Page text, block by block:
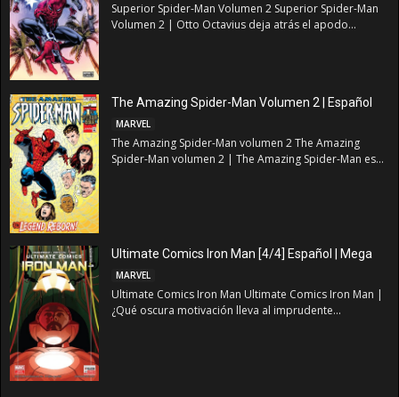
Superior Spider-Man Volumen 2 Superior Spider-Man
Volumen 2 | Otto Octavius deja atrás el apodo...
The Amazing Spider-Man Volumen 2 | Español
MARVEL
The Amazing Spider-Man volumen 2 The Amazing
Spider-Man volumen 2 | The Amazing Spider-Man es...
Ultimate Comics Iron Man [4/4] Español | Mega
MARVEL
Ultimate Comics Iron Man Ultimate Comics Iron Man |
¿Qué oscura motivación lleva al imprudente...